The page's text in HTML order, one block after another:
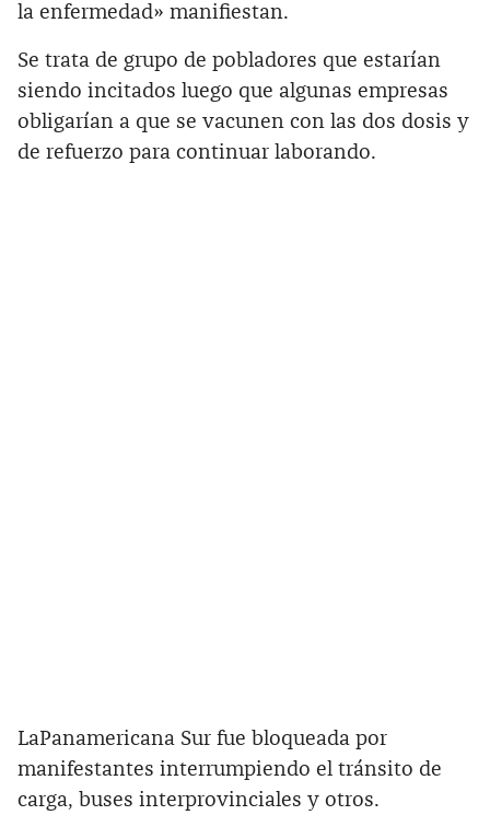
la enfermedad» manifiestan.
Se trata de grupo de pobladores que estarían
siendo incitados luego que algunas empresas
obligarían a que se vacunen con las dos dosis y
de refuerzo para continuar laborando.
LaPanamericana Sur fue bloqueada por
manifestantes interrumpiendo el tránsito de
carga, buses interprovinciales y otros.